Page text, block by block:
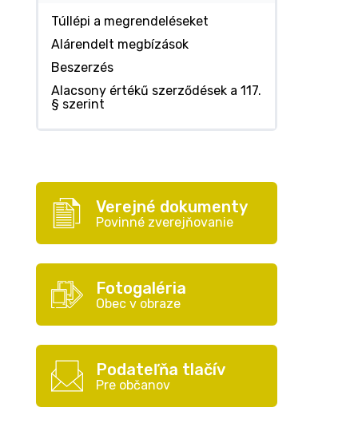
Túllépi a megrendeléseket
Alárendelt megbízások
Beszerzés
Alacsony értékű szerződések a 117.
§ szerint
Verejné dokumenty
Povinné zverejňovanie
Fotogaléria
Obec v obraze
Podateľňa tlačív
Pre občanov